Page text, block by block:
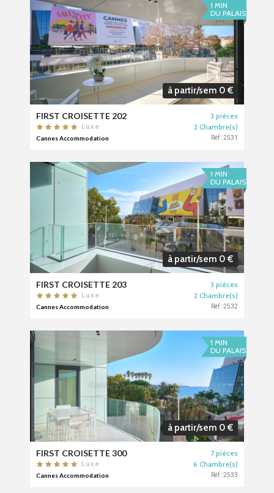
1 MIN
DU PALAIS
à partir/sem 0 €
FIRST CROISETTE 202 3 pièces
Luxe 2 Chambre(s)
Cannes Accommodation Réf : 2531
1 MIN
DU PALAIS
à partir/sem 0 €
FIRST CROISETTE 203 3 pièces
Luxe 2 Chambre(s)
Cannes Accommodation Réf : 2532
1 MIN
DU PALAIS
à partir/sem 0 €
FIRST CROISETTE 300 7 pièces
Luxe 6 Chambre(s)
Cannes Accommodation Réf : 2533